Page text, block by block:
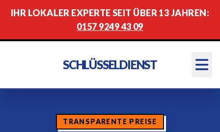
IHR LOKALER EXPERTE SEIT ÜBER 13 JAHREN:
0157 9249 43 09
SCHLÜSSELDIENST
TRANSPARENTE PREISE